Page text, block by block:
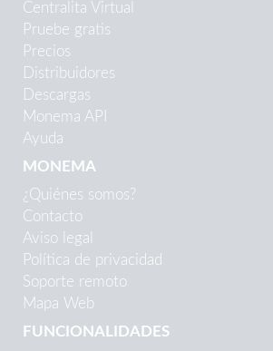
Centralita Virtual
Pruebe gratis
Precios
Distribuidores
Descargas
Monema API
Ayuda
MONEMA
¿Quiénes somos?
Contacto
Aviso legal
Política de privacidad
Soporte remoto
Mapa Web
FUNCIONALIDADES